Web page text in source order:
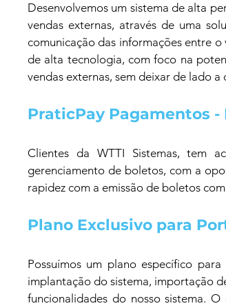
Desenvolvemos um sistema de alta
vendas externas, através de uma
comunicação das informações entre
de alta tecnologia, com foco na
vendas externas, sem deixar de lado
PraticPay Pagamentos -
Clientes da WTTI Sistemas, tem
gerenciamento de boletos, com a
rapidez com a emissão de boletos
Plano Exclusivo para
Possuímos um plano específico
implantação do sistema, importação
funcionalidades do nosso sistema.